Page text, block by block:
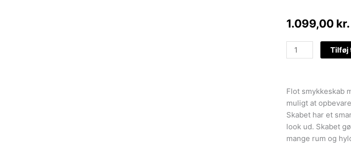
1.099,00 kr.
Hængende
smykkeskab
og
LED-
lys
antal
Tilføj
Flot smykkeskab
muligt at
Skabet har et
look ud. Skabet
mange rum og